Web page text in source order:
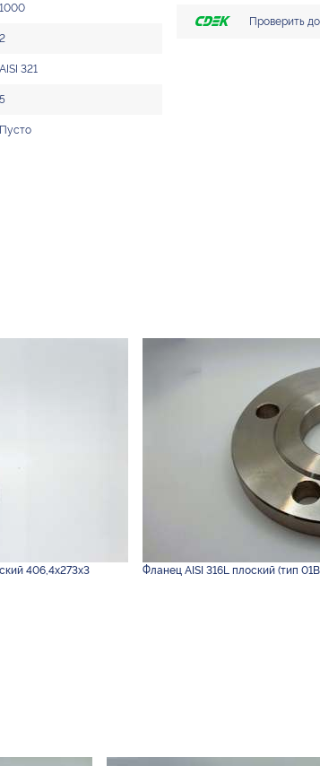
1000
2
AISI 321
5
Пусто
Проверить
406,4х273х3 Фланец AISI 316L плоский (тип